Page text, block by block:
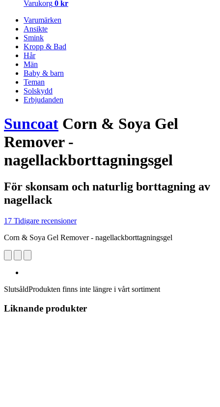
Varukorg 0 kr
Varumärken
Ansikte
Smink
Kropp & Bad
Hår
Män
Baby & barn
Teman
Solskydd
Erbjudanden
Suncoat Corn & Soya Gel
Remover -
nagellackborttagningsgel
För skonsam och naturlig borttagning av
nagellack
17 Tidigare recensioner
Corn & Soya Gel Remover - nagellackborttagningsgel
SlutsåldProdukten finns inte längre i vårt sortiment
Liknande produkter